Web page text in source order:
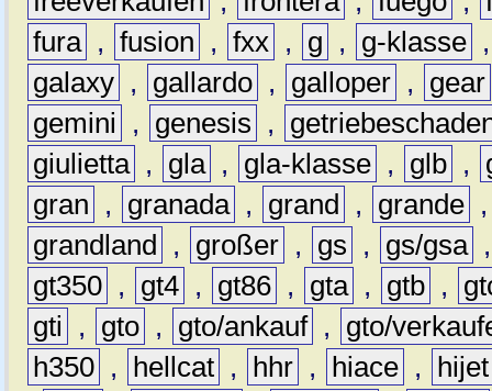
fura , fusion , fxx , g , g-klasse
galaxy , gallardo , galloper ,
gear
gemini
, genesis ,
giulietta , gla , gla-klasse , glb ,
gran
, granada , grand , grande
grandland
, großer , gs , gs/gsa
gt350 , gt4 , gt86 , gta , gtb ,
gti
, gto , gto/ankauf ,
gto/
h350 , hellcat , hhr , hiace ,
hijet